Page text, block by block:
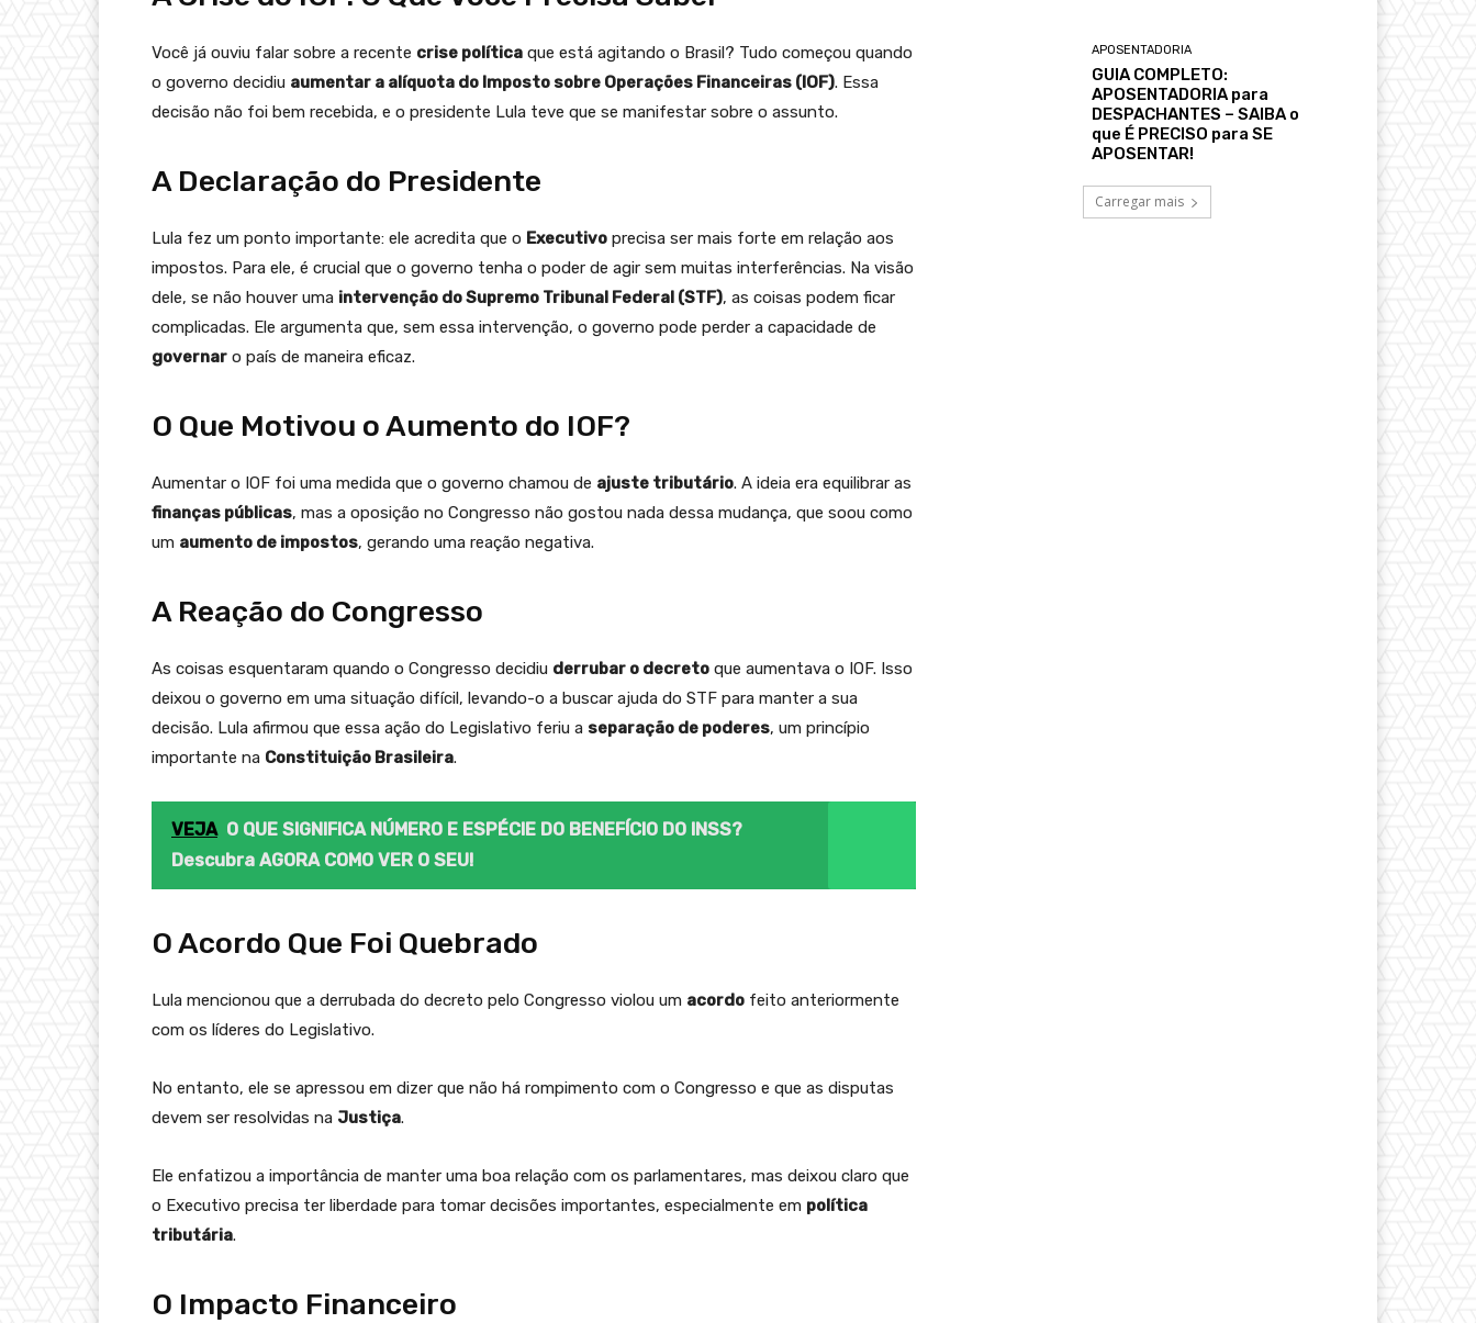
Você já ouviu falar sobre a recente crise política que está agitando o Brasil? Tudo começou quando
o governo decidiu aumentar a alíquota do Imposto sobre Operações Financeiras (IOF). Essa
decisão não foi bem recebida, e o presidente Lula teve que se manifestar sobre o assunto.
A Declaração do Presidente
Lula fez um ponto importante: ele acredita que o Executivo precisa ser mais forte em relação aos
impostos. Para ele, é crucial que o governo tenha o poder de agir sem muitas interferências. Na visão
dele, se não houver uma intervenção do Supremo Tribunal Federal (STF), as coisas podem ficar
complicadas. Ele argumenta que, sem essa intervenção, o governo pode perder a capacidade de
governar o país de maneira eficaz.
O Que Motivou o Aumento do IOF?
Aumentar o IOF foi uma medida que o governo chamou de ajuste tributário. A ideia era equilibrar as
finanças públicas, mas a oposição no Congresso não gostou nada dessa mudança, que soou como
um aumento de impostos, gerando uma reação negativa.
A Reação do Congresso
As coisas esquentaram quando o Congresso decidiu derrubar o decreto que aumentava o IOF. Isso
deixou o governo em uma situação difícil, levando-o a buscar ajuda do STF para manter a sua
decisão. Lula afirmou que essa ação do Legislativo feriu a separação de poderes, um princípio
importante na Constituição Brasileira.
VEJA O QUE SIGNIFICA NÚMERO E ESPÉCIE DO BENEFÍCIO DO INSS?
Descubra AGORA COMO VER O SEU!
O Acordo Que Foi Quebrado
Lula mencionou que a derrubada do decreto pelo Congresso violou um acordo feito anteriormente
com os líderes do Legislativo.
No entanto, ele se apressou em dizer que não há rompimento com o Congresso e que as disputas
devem ser resolvidas na Justiça.
Ele enfatizou a importância de manter uma boa relação com os parlamentares, mas deixou claro que
o Executivo precisa ter liberdade para tomar decisões importantes, especialmente em política
tributária.
O Impacto Financeiro
APOSENTADORIA
GUIA COMPLETO:
APOSENTADORIA para
DESPACHANTES – SAIBA o
que É PRECISO para SE
APOSENTAR!
Carregar mais